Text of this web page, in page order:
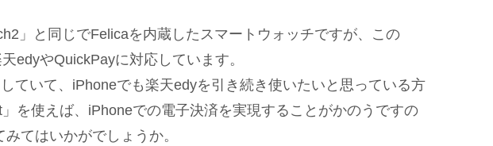
」と同じでFelicaを内蔵したスマートウォッチですが、この
edyやQuickPayに対応しています。
ていて、iPhoneでも楽天edyを引き続き使いたいと思っている方
を使えば、iPhoneでの電子決済を実現することがかのうですの
てはいかがでしょうか。